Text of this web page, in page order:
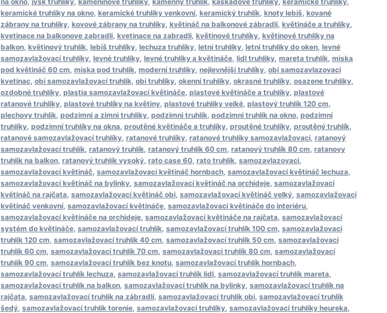
keramické truhlíky na okno, keramické truhlíky venkovní, keramický truhlík, knoty lebiš kované
zábrany na truhlíky, kovové zábrany na truhlíky, květináč na balkonové zábradlí, květináče a truhlíky,
kvetinace na balkonove zabradli, kvetinace na zabradli, květinové truhlíky, květinové truhlíky na
balkon, květinový truhlík, lebiš truhlíky, lechuza truhlíky, letní truhlíky, letní truhlíky do oken, levné
samozavlažovací truhlíky, levné truhlíky, levné truhlíky a květináče, lidl truhliky, mareta truhlík, miska
pod květináč 60 cm miska pod truhlík, moderní truhlíky, nejlevnější truhlíky, obi samozavlazovaci
kvetinac, obi samozavlažovací truhlík, obi truhlíky, okenní truhlíky, okrasné truhlíky, osazene truhliky,
ozdobné truhlíky, plastia samozavlažovací květináče, plastové květináče a truhlíky, plastové
ratanové truhlíky, plastové truhlíky na květiny, plastové truhlíky velké, plastový truhlík 120 cm
plechovy truhlik, podzimni a zimni truhliky, podzimni truhlik, podzimni truhlík na okno, podzimní
truhlíky, podzimní truhlíky na okna, proutěné květináče a truhlíky, proutěné truhlíky, proutěný truhlík,
ratanové samozavlažovací truhlíky, ratanové truhlíky, ratanové truhlíky samozavlažovací, ratanový
samozavlažovací truhlík, ratanový truhlík, ratanový truhlík 60 cm ratanový truhlík 80 cm ratanovy
truhlik na balkon, ratanový truhlík vysoký, rato case 60, rato truhlik, samozavlazovaci,
samozavlažovací květináč, samozavlažovací květináč hornbach, samozavlažovací květináč lechuza,
samozavlažovací květináč na bylinky, samozavlažovací květináč na orchideje, samozavlažovací
květináč na rajčata, samozavlažovací květináč obi, samozavlažovací květináč velký, samozavlažovací
květináč venkovní, samozavlažovací květináče, samozavlažovací květináče do interiéru,
samozavlažovací květináče na orchideje, samozavlažovací květináče na rajčata, samozavlažovací
systém do květináče, samozavlažovací truhlík, samozavlažovací truhlík 100 cm samozavlažovací
truhlík 120 cm samozavlažovací truhlík 40 cm samozavlažovací truhlík 50 cm samozavlažovací
truhlík 60 cm samozavlažovací truhlík 70 cm samozavlažovací truhlík 80 cm samozavlažovací
truhlík 90 cm samozavlažovací truhlík bez knotu, samozavlažovací truhlík hornbach,
samozavlažovací truhlík lechuza, samozavlažovací truhlík lidl, samozavlažovací truhlík mareta,
samozavlažovací truhlík na balkon, samozavlažovací truhlík na bylinky, samozavlažovací truhlík na
rajčata, samozavlažovací truhlík na zábradlí, samozavlažovací truhlík obi, samozavlažovací truhlík
šedý, samozavlažovací truhlík torenie, samozavlažovací truhlíky, samozavlažovací truhlíky heureka,